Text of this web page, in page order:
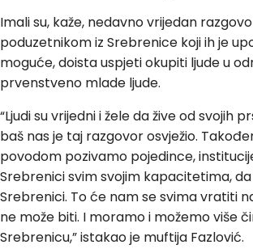
Imali su, kaže, nedavno vrijedan
poduzetnikom iz Srebrenice koji ih je
moguće, doista uspjeti okupiti ljude u
prvenstveno mlade ljude.
“Ljudi su vrijedni i žele da žive od svojih
baš nas je taj razgovor osvježio.
povodom pozivamo pojedince,
Srebrenici svim svojim kapacitetima,
Srebrenici. To će nam se svima vratiti
ne može biti. I moramo i možemo više
Srebrenicu,” istakao je muftija Fazlović.